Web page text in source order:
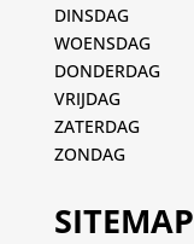
DINSDAG
WOENSDAG
DONDERDAG
VRIJDAG
ZATERDAG
ZONDAG
SITEMAP